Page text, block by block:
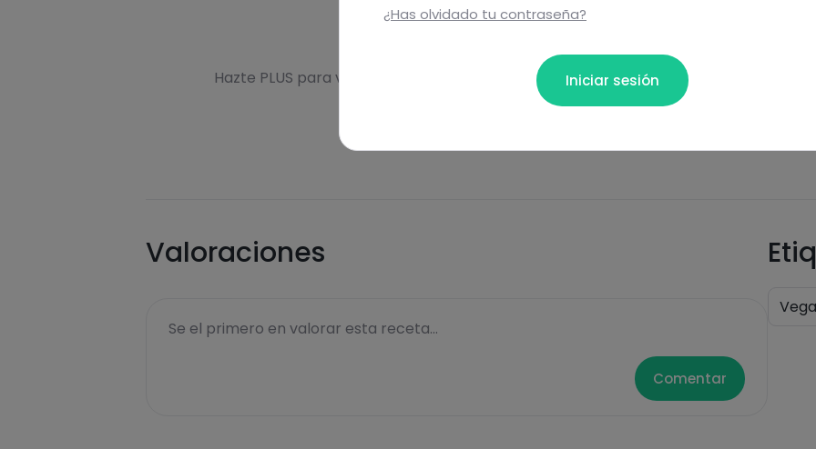
Desbloquear información
Hazte PLUS para ver la información nutricional de las recetas, y desbloquear
Valoraciones
Se el primero en valorar esta receta...
Comentar
¿Has olvidado tu contraseña?
Iniciar sesión